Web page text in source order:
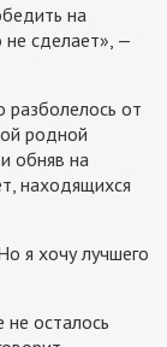
на
не сделает», —
разболелось от
родной
обняв на
находящихся
я хочу лучшего
не осталось